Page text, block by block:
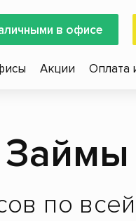
в офисе
Акции Оплата
Займы
по